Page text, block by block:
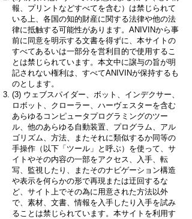
報、プリントなどすべてを含む）は禁じられて
いる上、各国の知的財産に関する法律や他の法
律に抵触する可能性があります。ANIVINから事
前に同意を明示する文書を得ずに、本サイトの
すべてあるいは一部分を営利目的で使用するこ
とは禁じられています。本文中に譲与の旨が明
記されない権利は、すべてANIVINが保持するも
のとします。
(3) ウェブスパイダー、ボット、インデクサー、
ロボット、クローラー、ハーヴェスターを含む
あらゆるコンピュータプログラミングのツー
ル、他のあらゆる自動装置、プログラム、アル
ゴリズム、方法、またそれに類似するか同等の
手操作（以下「ツール」と呼ぶ）を使って、サ
イトやその内容の一部をアクセス、入手、転
写、監視したり、またそのナビゲーション構造
や表示を何らかの形で再現または迂回するな
ど、サイト上でその為に用意された方法以外
で、素材、文書、情報を入手したり入手を試み
ることは禁じられています。本サイトを利用す